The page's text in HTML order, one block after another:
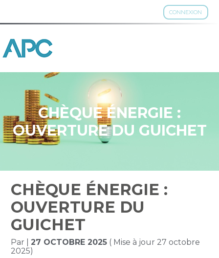
CONNEXION
Aller
au
CHÈQUE ÉNERGIE :
OUVERTURE DU GUICHET
CHÈQUE ÉNERGIE :
OUVERTURE DU
GUICHET
Par |27 OCTOBRE 2025 ( Mise à jour 27 octobre
2025)